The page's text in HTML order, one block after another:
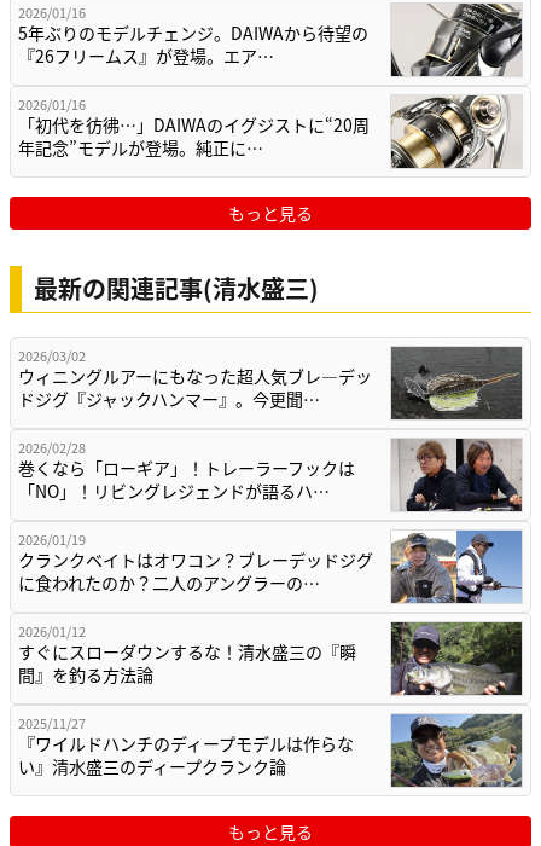
2026/01/16
5年ぶりのモデルチェンジ。DAIWAから待望の
『26フリームス』が登場。エア…
2026/01/16
「初代を彷彿…」DAIWAのイグジストに“20周
年記念”モデルが登場。純正に…
もっと見る
最新の関連記事(清水盛三)
2026/03/02
ウィニングルアーにもなった超人気ブレ―デッ
ドジグ『ジャックハンマー』。今更聞…
2026/02/28
巻くなら「ローギア」！トレーラーフックは
「NO」！リビングレジェンドが語るハ…
2026/01/19
クランクベイトはオワコン？ブレーデッドジグ
に食われたのか？二人のアングラーの…
2026/01/12
すぐにスローダウンするな！清水盛三の『瞬
間』を釣る方法論
2025/11/27
『ワイルドハンチのディープモデルは作らな
い』清水盛三のディープクランク論
もっと見る